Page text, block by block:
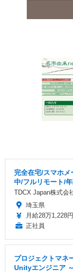
完全在宅/スマホ
中/フルリモート/
TDCX Japan株式会
埼玉県
月給28万1,228
正社員
プロジェクトマネ
Unityエンジニア